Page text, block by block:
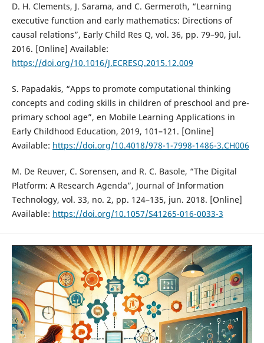
D. H. Clements, J. Sarama, and C. Germeroth, “Learning
executive function and early mathematics: Directions of
causal relations”, Early Child Res Q, vol. 36, pp. 79–90, jul.
2016. [Online] Available:
https://doi.org/10.1016/J.ECRESQ.2015.12.009
S. Papadakis, “Apps to promote computational thinking
concepts and coding skills in children of preschool and pre-
primary school age”, en Mobile Learning Applications in
Early Childhood Education, 2019, 101–121. [Online]
Available: https://doi.org/10.4018/978-1-7998-1486-3.CH006
M. De Reuver, C. Sorensen, and R. C. Basole, “The Digital
Platform: A Research Agenda”, Journal of Information
Technology, vol. 33, no. 2, pp. 124–135, jun. 2018. [Online]
Available: https://doi.org/10.1057/S41265-016-0033-3